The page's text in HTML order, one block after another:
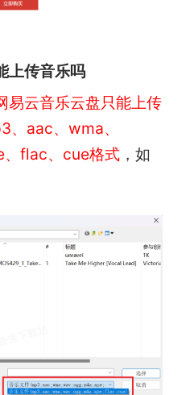
上传音乐吗
易云音乐云盘只能上传
、aac、wma、
flac、cue格式，如